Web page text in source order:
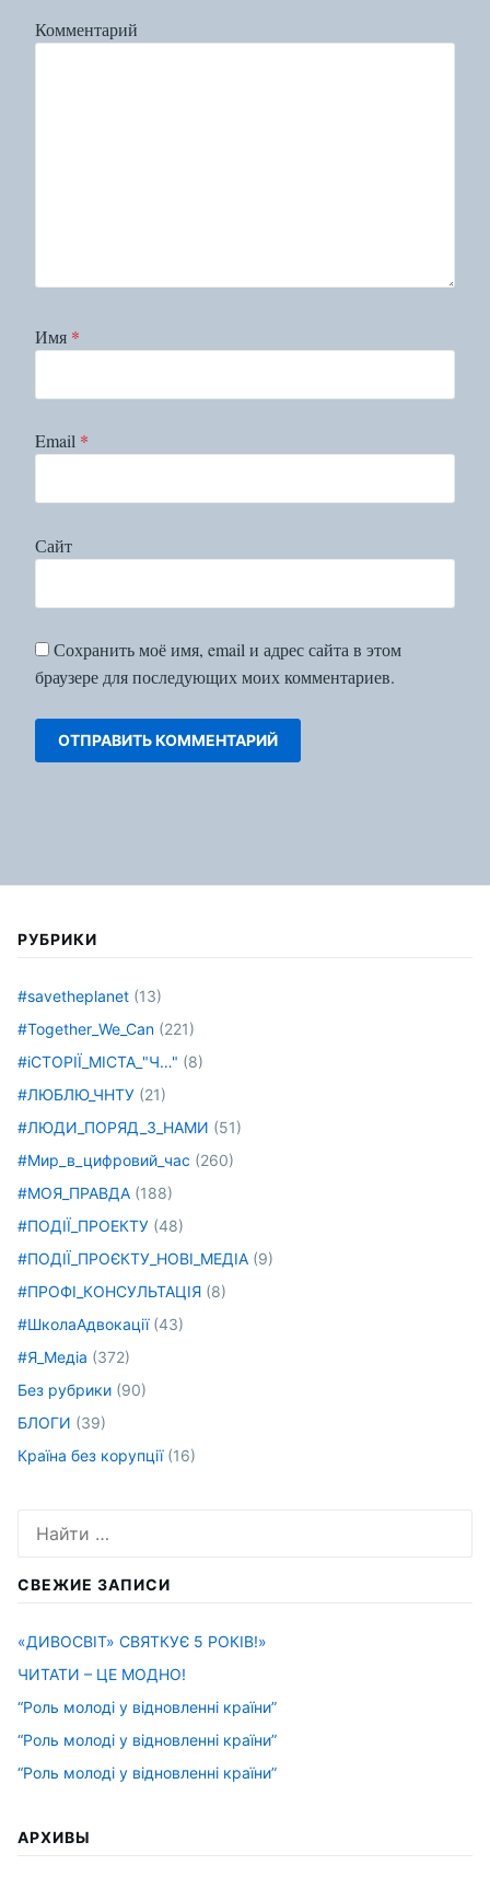
Комментарий
Имя *
Email *
Сайт
Сохранить моё имя, email и адрес сайта в этом
браузере для последующих моих комментариев.
РУБРИКИ
#savetheplanet (13)
#Together_We_Can (221)
#іСТОРІЇ_МІСТА_"Ч…" (8)
#ЛЮБЛЮ_ЧНТУ (21)
#ЛЮДИ_ПОРЯД_З_НАМИ (51)
#Мир_в_цифровий_час (260)
#МОЯ_ПРАВДА (188)
#ПОДІЇ_ПРОЕКТУ (48)
#ПОДІЇ_ПРОЄКТУ_НОВІ_МЕДІА (9)
#ПРОФІ_КОНСУЛЬТАЦІЯ (8)
#ШколаАдвокації(43)
#Я_Медіа (372)
Без рубрики (90)
БЛОГИ (39)
Країна без корупції(16)
СВЕЖИЕ ЗАПИСИ
«ДИВОСВІТ» СВЯТКУЄ 5 РОКІВ!»
ЧИТАТИ – ЦЕ МОДНО!
“Роль молоді у відновленні країни”
“Роль молоді у відновленні країни”
“Роль молоді у відновленні країни”
АРХИВЫ